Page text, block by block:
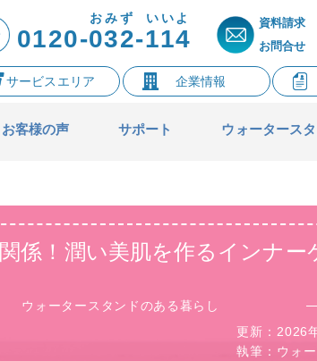
0120-032
おみず
-114
いいよ
資料請求
お問合せ
サービスエリア 企業情報
お客様の声 サポート ウォータース
お水の知識 美容・健康のお水
係！潤い美肌を作るインナー
ウォータースタンドのある暮らし
更新： 2026
執筆： ウォ